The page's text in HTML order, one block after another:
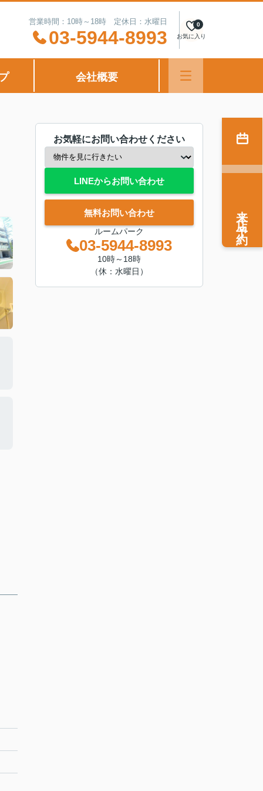
営業時間：10時～18時 定休日：水曜日
03-5944-8993 お気に入り
0
会社概要
お気軽にお問い合わせください
LINEからお問い合わせ
無料お問い合わせ
ルームパーク
03-5944-8993
10時～18時
（休：水曜日）
来店予約